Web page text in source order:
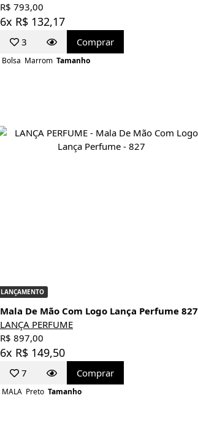
R$ 793,00
6x R$ 132,17
3 Comprar
Bolsa Marrom Tamanho
LANÇAMENTO
Mala De Mão Com Logo Lança Perfume 827
LANÇA PERFUME
R$ 897,00
6x R$ 149,50
7 Comprar
MALA Preto Tamanho